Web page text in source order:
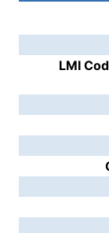
LMI